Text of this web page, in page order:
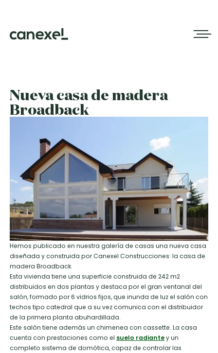
Nueva casa de madera
Broadback
Hemos publicado en nuestra galería de casas una nueva casa
diseñada y construida por Canexel Construcciones: la casa de
madera Broadback.
Esta vivienda tiene una superficie construida de 242 m2
distribuidos en dos plantas y destaca por el gran ventanal del
salón, formado por 6 vidrios fijos, que inunda de luz el salón con
techos tipo catedral que a su vez comunica con el distribuidor
de la primera planta abuhardillada.
Este salón tiene además un chimenea con cassette. La casa
cuenta con prestaciones como el suelo radiantey un
completo sistema de domótica, capaz de controlar las